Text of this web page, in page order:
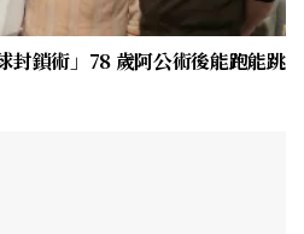
封鎖術」78 歲阿公術後能跑能跳